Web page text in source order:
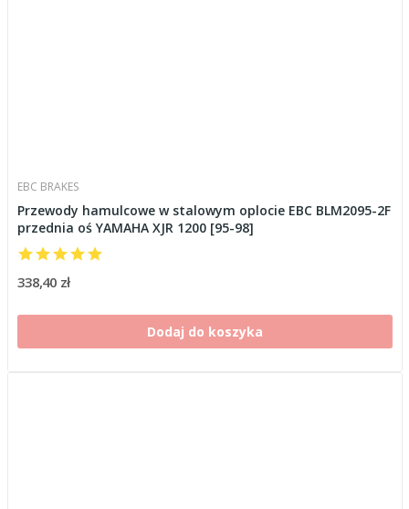
EBC BRAKES
Przewody hamulcowe w stalowym oplocie EBC BLM2095-2F
przednia oś YAMAHA XJR 1200 [95-98]
338,40 zł
Dodaj do koszyka